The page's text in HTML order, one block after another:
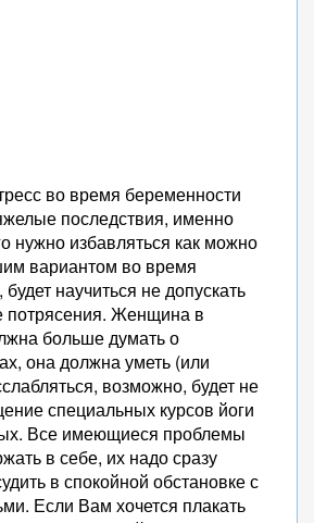
во время беременности
последствия, именно
нужно избавляться как можно
вариантом во время
научиться не допускать
потрясения. Женщина в
больше думать о
она должна уметь (или
возможно, будет не
специальных курсов йоги
Все имеющиеся проблемы
в себе, их надо сразу
в спокойной обстановке с
Если Вам хочется плакать